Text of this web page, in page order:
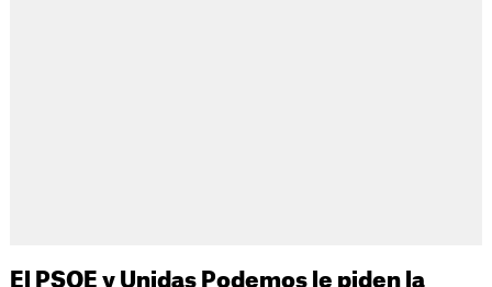
El PSOE y Unidas Podemos le piden la